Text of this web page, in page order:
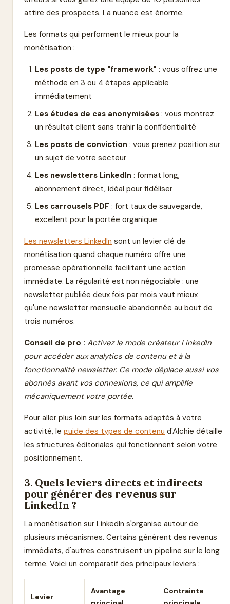
attire des prospects. La nuance est énorme.
Les formats qui performent le mieux pour la
monétisation :
Les posts de type "framework" : vous offrez une
méthode en 3 ou 4 étapes applicable
immédiatement
Les études de cas anonymisées: vous montrez
un résultat client sans trahir la confidentialité
Les posts de conviction : vous prenez position sur
un sujet de votre secteur
Les newsletters LinkedIn : format long,
abonnement direct, idéal pour fidéliser
Les carrousels PDF : fort taux de sauvegarde,
excellent pour la portée organique
Les newsletters LinkedIn sont un levier clé de
monétisation quand chaque numéro offre une
promesse opérationnelle facilitant une action
immédiate. La régularité est non négociable : une
newsletter publiée deux fois par mois vaut mieux
qu'une newsletter mensuelle abandonnée au bout de
trois numéros.
Conseil de pro : Activez le mode créateur LinkedIn
pour accéder aux analytics de contenu et à la
fonctionnalité newsletter. Ce mode déplace aussi vos
abonnés avant vos connexions, ce qui amplifie
mécaniquement votre portée.
Pour aller plus loin sur les formats adaptés à votre
activité, le guide des types de contenu d'Alchie détaille
les structures éditoriales qui fonctionnent selon votre
positionnement.
3. Quels leviers directs et indirects
pour générer des revenus sur
LinkedIn ?
La monétisation sur LinkedIn s'organise autour de
plusieurs mécanismes. Certains génèrent des revenus
immédiats, d'autres construisent un pipeline sur le long
terme. Voici un comparatif des principaux leviers :
Levier
Avantage
Contrainte